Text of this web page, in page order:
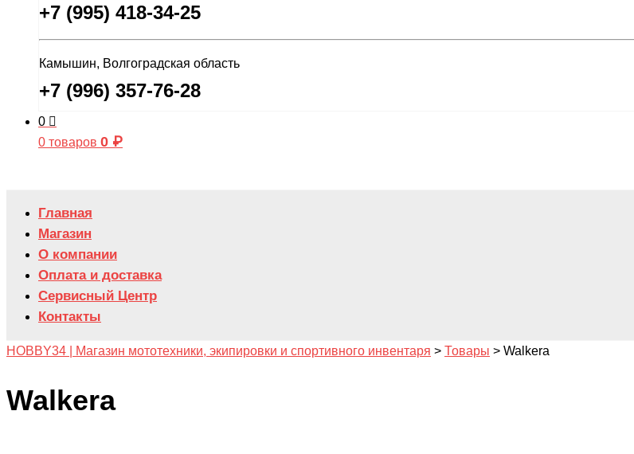
+7 (995) 418-34-25
Камышин, Волгоградская область
+7 (996) 357-76-28
0
0 товаров 0 ₽
Главная
Магазин
О компании
Оплата и доставка
Сервисный Центр
Контакты
HOBBY34 | Магазин мототехники, экипировки и спортивного инвентаря > Товары > Walkera
Walkera